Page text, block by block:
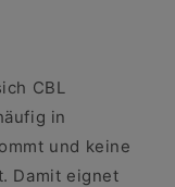
CBL
in
und keine
Damit eignet